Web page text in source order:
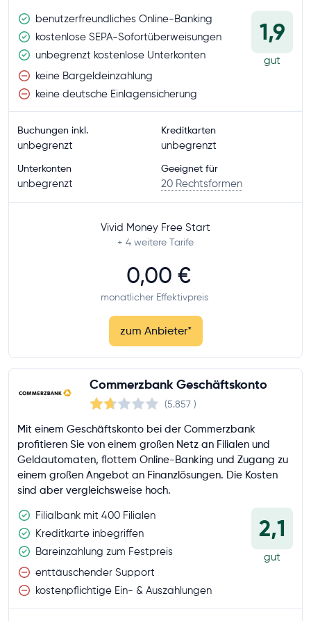
benutzerfreundliches Online-Banking
kostenlose SEPA-Sofortüberweisungen
unbegrenzt kostenlose Unterkonten
keine Bargeldeinzahlung
keine deutsche Einlagensicherung
1,9
gut
Buchungen inkl.
unbegrenzt
Kreditkarten
unbegrenzt
Unterkonten
unbegrenzt
Geeignet für
20 Rechtsformen
Vivid Money Free Start
+ 4 weitere Tarife
0,00 €
monatlicher Effektivpreis
zum Anbieter*
Commerzbank Geschäftskonto
(5.857 )
Mit einem Geschäftskonto bei der Commerzbank
profitieren Sie von einem großen Netz an Filialen und
Geldautomaten, flottem Online-Banking und Zugang zu
einem großen Angebot an Finanzlösungen. Die Kosten
sind aber vergleichsweise hoch.
Filialbank mit 400 Filialen
Kreditkarte inbegriffen
Bareinzahlung zum Festpreis
enttäuschender Support
kostenpflichtige Ein- & Auszahlungen
2,1
gut